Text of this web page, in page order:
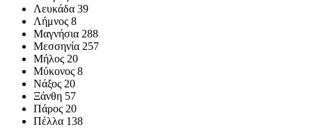
Λευκάδα 39
Λήμνος 8
Μαγνήσια 288
Μεσσηνία 257
Μήλος 20
Μύκονος 8
Νάξος 20
Ξάνθη 57
Πάρος 20
Πέλλα 138